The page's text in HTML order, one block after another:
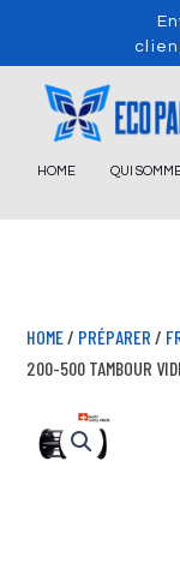
content
HOME QUI
HOME / PRÉPARER /
200-500 TAMBOUR